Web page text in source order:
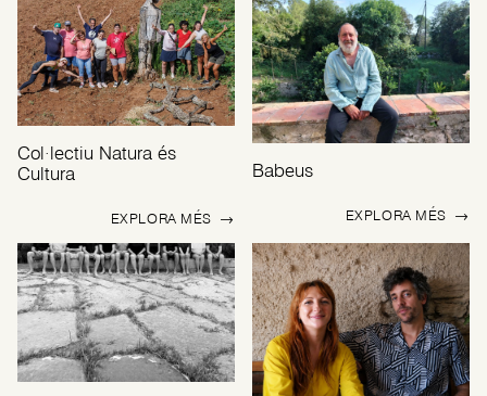
Col·lectiu Natura és
Cultura
EXPLORA MÉS →
Babeus
EXPLORA MÉS →